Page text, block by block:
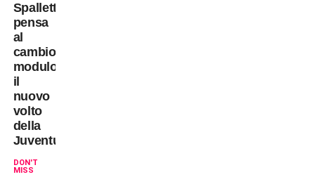
Spalletti
pensa
al
cambio
modulo:
il
nuovo
volto
della
Juventus
DON'T
MISS